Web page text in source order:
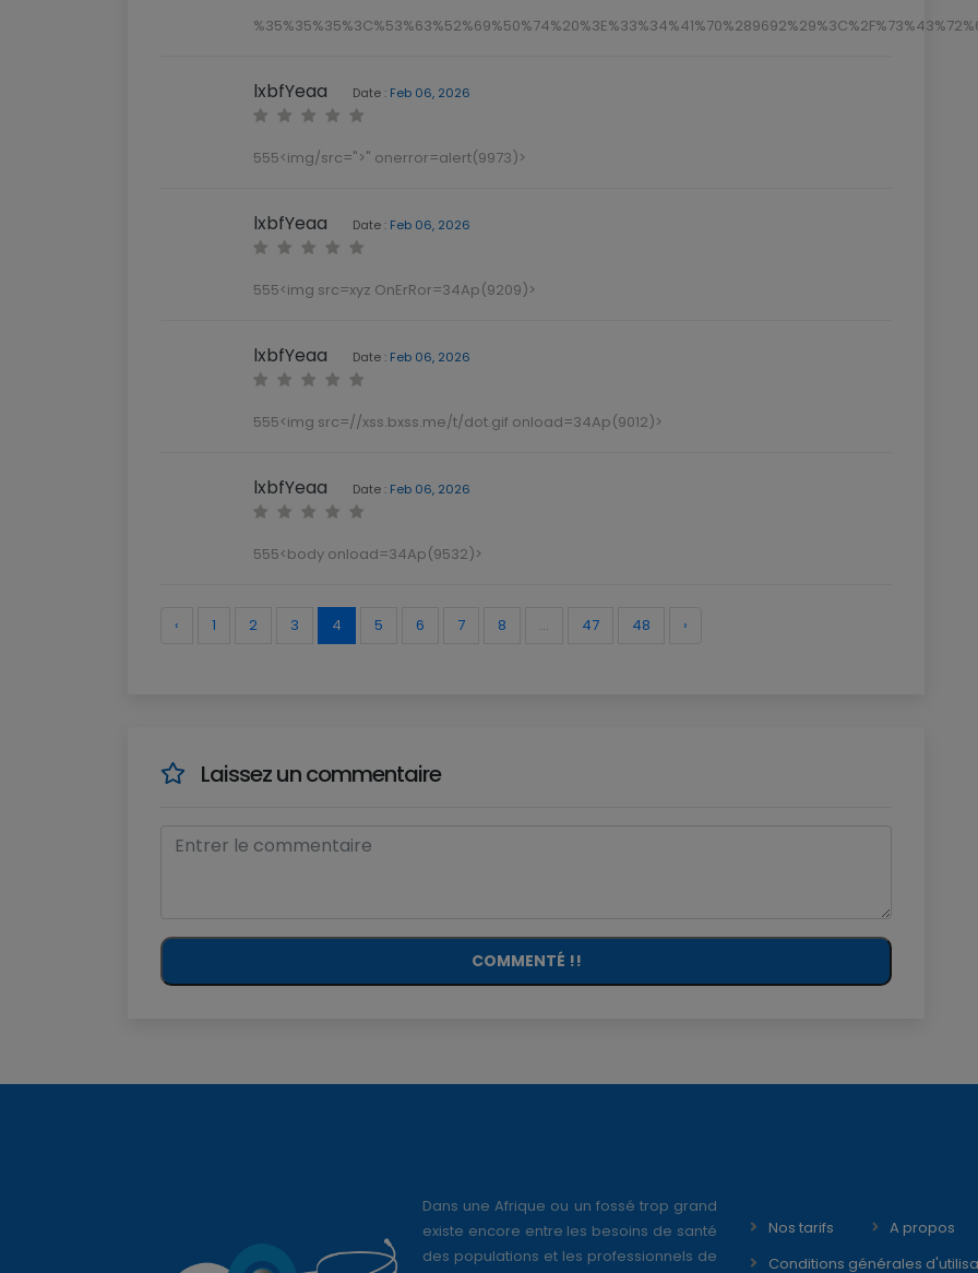
lxbfYeaa Date : Feb 06, 2026
555<img/src=">" onerror=alert(9973)>
lxbfYeaa Date : Feb 06, 2026
555<img src=xyz OnErRor=34Ap(9209)>
lxbfYeaa Date : Feb 06, 2026
555<img src=//xss.bxss.me/t/dot.gif onload=34Ap(9012)>
lxbfYeaa Date : Feb 06, 2026
555<body onload=34Ap(9532)>
‹ 1 2 3 4 5 6 7 8 ... 47 48 ›
Laissez un commentaire
COMMENTÉ !!
Dans une Afrique ou un fossé trop grand
existe encore entre les besoins de santé
des populations et les professionnels de
Nos tarifs A propos
Conditions générales